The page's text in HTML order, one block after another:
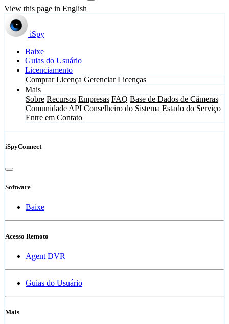
View this page in English
iSpy
Baixe
Guias do Usuário
Licenciamento
Comprar Licença Gerenciar Licenças
Mais
Sobre Recursos Empresas FAQ Base de Dados de Câmeras
Comunidade API Conselheiro do Sistema Estado do Serviço
Entre em Contato
iSpyConnect
Software
Baixe
Acesso Remoto
Agent DVR
Guias do Usuário
Mais